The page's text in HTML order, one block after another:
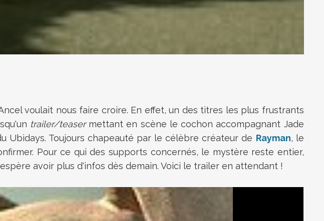
voulait nous faire croire. En effet, un des titres les plus frustrants
trailer/teasermettant en scène le cochon accompagnant Jade
Ubidays. Toujours chapeauté par le célèbre créateur de Rayman, le
Pour ce qui des supports concernés, le mystère reste entier,
avoir plus d'infos dès demain. Voici le trailer en attendant !